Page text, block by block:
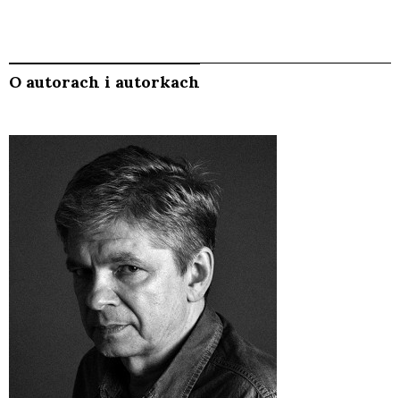
O autorach i autorkach